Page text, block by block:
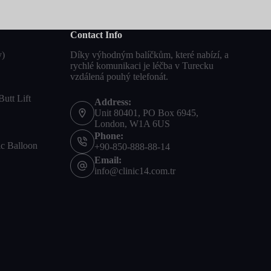
Lift
Balloon
Contact Info
Díky výhodným balíčkům, které nabízí, a
rychlé komunikaci je léčba v Turecku
vzdálená pouhý telefonát.
Address:
Unit 80401, PO Box 6945,
London, W1A 6US
Phone:
+90-850-888-88-14
Email:
info@clinic14.com.tr